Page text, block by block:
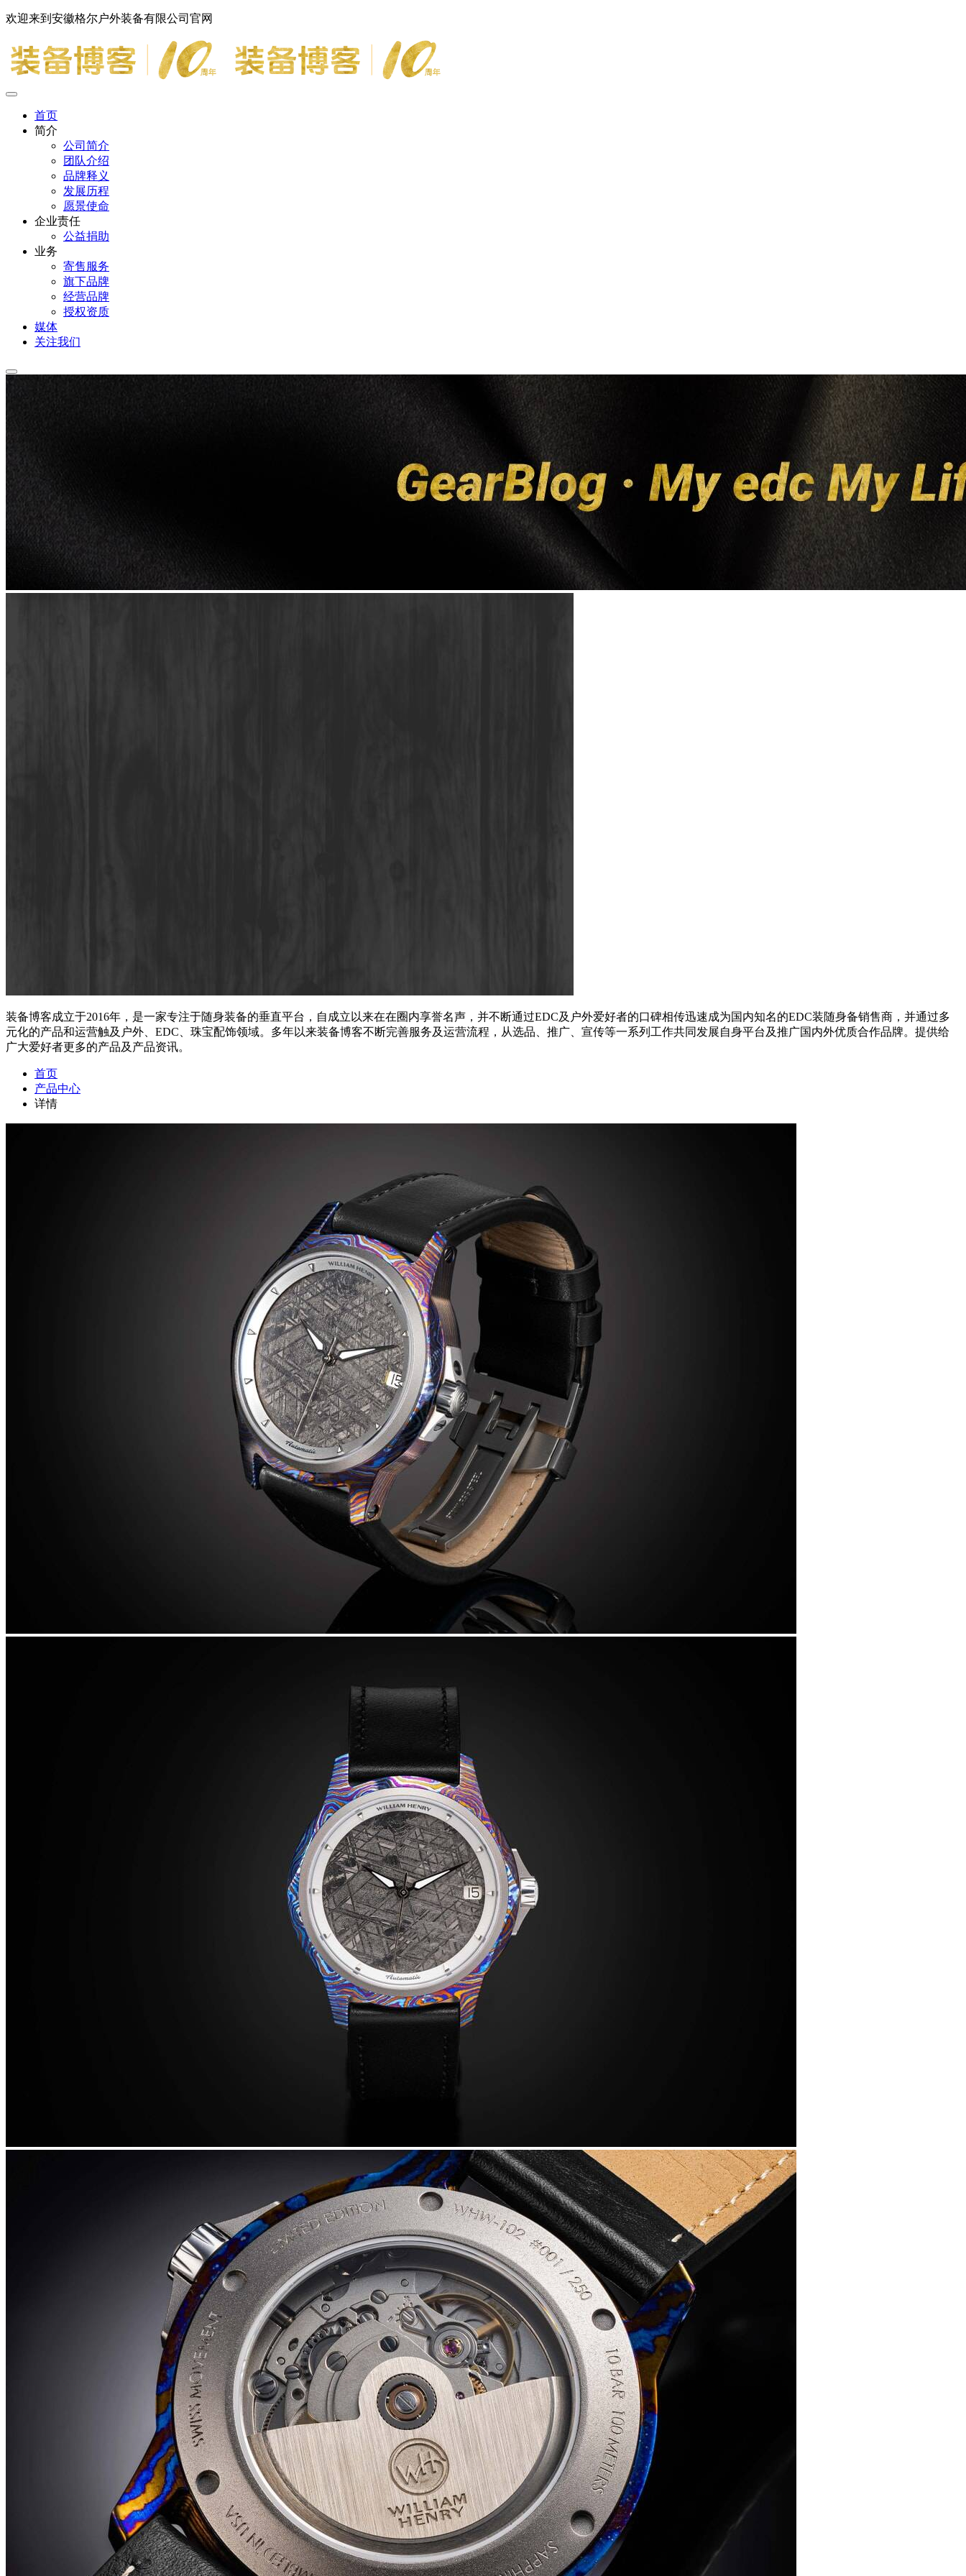
欢迎来到安徽格尔户外装备有限公司官网
首页
简介
公司简介
团队介绍
品牌释义
发展历程
愿景使命
企业责任
公益捐助
业务
寄售服务
旗下品牌
经营品牌
授权资质
媒体
关注我们
装备博客成立于2016年，是一家专注于随身装备的垂直平台，自成立以来在在圈内享誉名声，并不断通过EDC及户外爱好者的口碑相传迅速成为国内知名的EDC装随身备销售商，并通过多
元化的产品和运营触及户外、EDC、珠宝配饰领域。多年以来装备博客不断完善服务及运营流程，从选品、推广、宣传等一系列工作共同发展自身平台及推广国内外优质合作品牌。提供给
广大爱好者更多的产品及产品资讯。
首页
产品中心
详情